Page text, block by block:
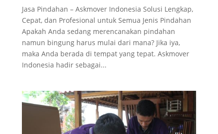
Jasa Pindahan – Askmover Indonesia Solusi Lengkap,
Cepat, dan Profesional untuk Semua Jenis Pindahan
Apakah Anda sedang merencanakan pindahan
namun bingung harus mulai dari mana? Jika iya,
maka Anda berada di tempat yang tepat. Askmover
Indonesia hadir sebagai...